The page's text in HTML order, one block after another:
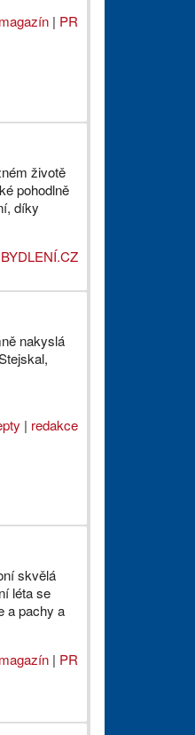
magazín| PR
životě
pohodlně
díky
nakyslá
| redakce
skvělá
léta se
a pachy a
magazín| PR